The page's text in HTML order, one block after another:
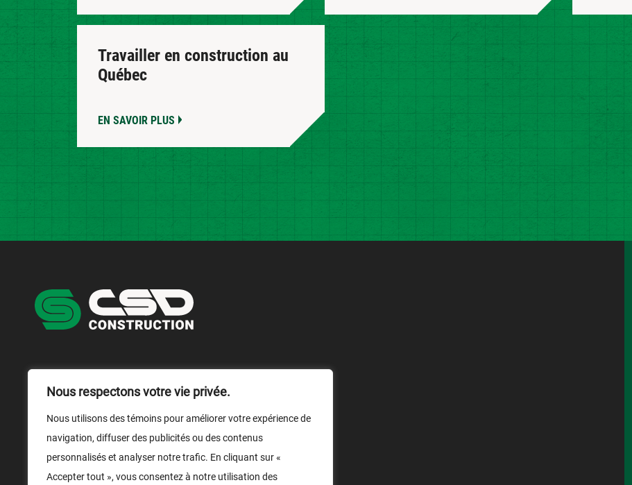
Nous respectons votre vie privée.
Nous utilisons des témoins pour améliorer votre expérience de
navigation, diffuser des publicités ou des contenus
personnalisés et analyser notre trafic. En cliquant sur «
Accepter tout », vous consentez à notre utilisation des
Travailler en construction au
Québec
EN SAVOIR PLUS
1 866 899-1029
Nous écrire